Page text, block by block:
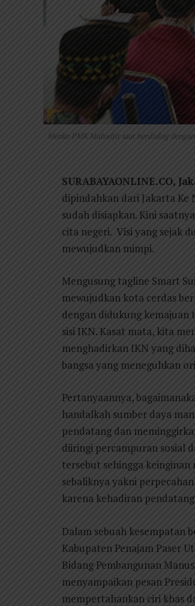
Menko PMK Muhadjir saat berdialog
SURABAYAONLINE.CO,
dipindahkan dari Jakarta Ke
sudah disiapkan. Kini
cita negeri. Visi yang sejak
mewujudkan mimpi.
Mengusung tagline Smart
mewujudkan kota cerdas
dengan didukung kemajuan
sisi IKN. Kasat mata, kita
menghadirkan IKN yang
bangsa yang meneguhkan
Pertanyaannya,
handalkah sumber daya
pendatang dan
diiringi percampuran sosial
tersebut sehingga
sebaliknya yakni
karena kehadiran
Dalam sebuah kesempatan
Kabupaten Penajam Paser
Bidang Pembangunan
menyampaikan pesan
mempertahankan ciri khas